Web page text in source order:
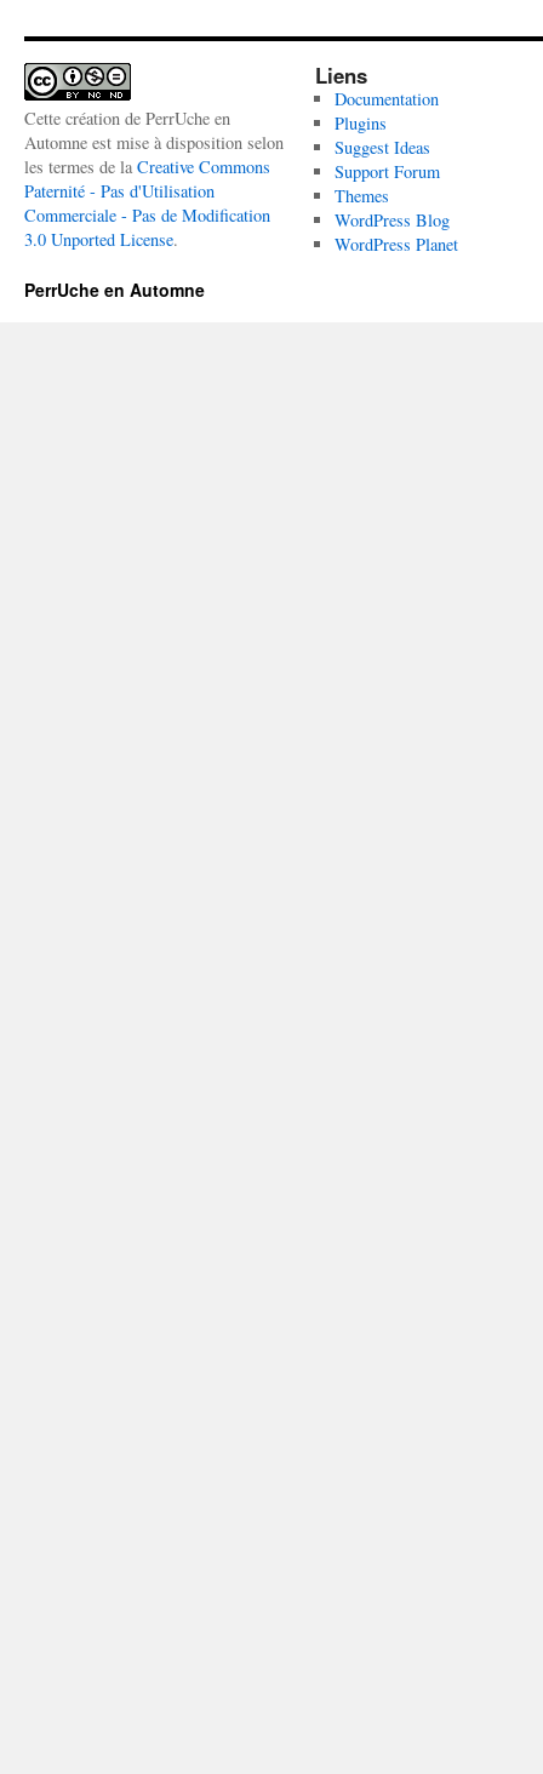
Cette création de PerrUche en
Automne est mise à disposition selon
les termes de la Creative Commons
Paternité - Pas d'Utilisation
Commerciale - Pas de Modification
3.0 Unported License.
Liens
Documentation
Plugins
Suggest Ideas
Support Forum
Themes
WordPress Blog
WordPress Planet
PerrUche en Automne